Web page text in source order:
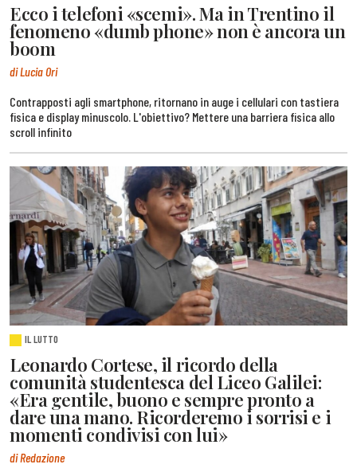
Ecco i telefoni «scemi». Ma in Trentino il
fenomeno «dumb phone» non è ancora un
boom
di Lucia Ori
Contrapposti agli smartphone, ritornano in auge i cellulari con tastiera
fisica e display minuscolo. L'obiettivo? Mettere una barriera fisica allo
scroll infinito
IL LUTTO
Leonardo Cortese, il ricordo della
comunità studentesca del Liceo Galilei:
«Era gentile, buono e sempre pronto a
dare una mano. Ricorderemo i sorrisi e i
momenti condivisi con lui»
di Redazione